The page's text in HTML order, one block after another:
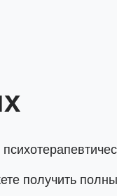
получить